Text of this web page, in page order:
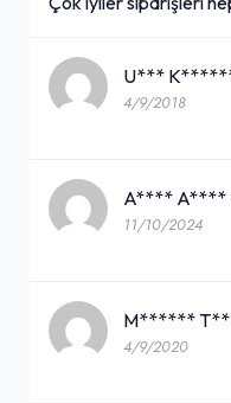
U***
4/9/2018
A**** A****
11/10/2024
M******
4/9/2020